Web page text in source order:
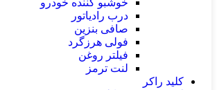
درب رادیاتور
صافی بنزین
فولی هرزگرد
فیلتر روغن
لنت ترمز
کلید راکر